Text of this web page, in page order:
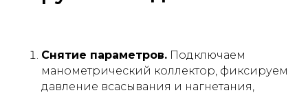
Снятие параметров. Подключаем
манометрический коллектор, фиксируем
давление всасывания и нагнетания,